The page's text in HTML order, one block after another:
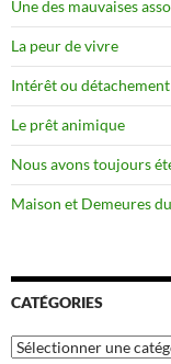
Une des mauvaises
La peur de vivre
Intérêt ou
Le prêt animique
Nous avons toujours
Maison et Demeures
CATÉGORIES
Catégories